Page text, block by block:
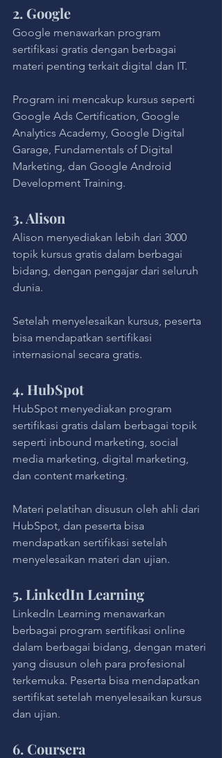
2. Google
Google menawarkan program
sertifikasi gratis dengan berbagai
materi penting terkait digital dan IT.
Program ini mencakup kursus seperti
Google Ads Certification, Google
Analytics Academy, Google Digital
Garage, Fundamentals of Digital
Marketing, dan Google Android
Development Training.
3. Alison
Alison menyediakan lebih dari 3000
topik kursus gratis dalam berbagai
bidang, dengan pengajar dari seluruh
dunia.
Setelah menyelesaikan kursus, peserta
bisa mendapatkan sertifikasi
internasional secara gratis.
4. HubSpot
HubSpot menyediakan program
sertifikasi gratis dalam berbagai topik
seperti inbound marketing, social
media marketing, digital marketing,
dan content marketing.
Materi pelatihan disusun oleh ahli dari
HubSpot, dan peserta bisa
mendapatkan sertifikasi setelah
menyelesaikan materi dan ujian.
5. LinkedIn Learning
LinkedIn Learning menawarkan
berbagai program sertifikasi online
dalam berbagai bidang, dengan materi
yang disusun oleh para profesional
terkemuka. Peserta bisa mendapatkan
sertifikat setelah menyelesaikan kursus
dan ujian.
6. Coursera